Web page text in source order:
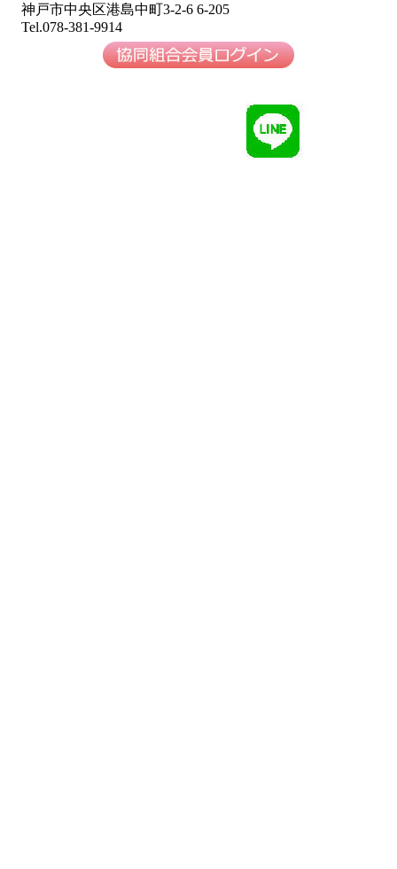
神戸市中央区港島中町3-2-6 6-205
Tel.078-381-9914